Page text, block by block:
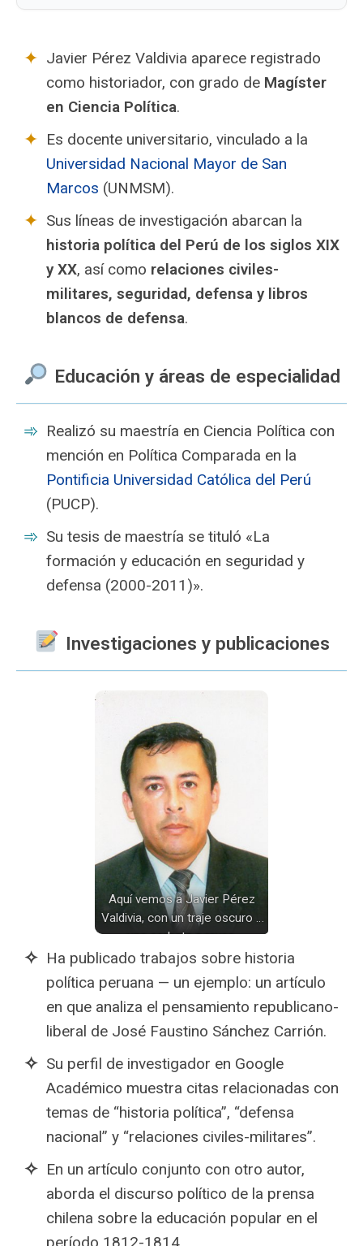
Javier Pérez Valdivia aparece registrado
como historiador, con grado de Magíster
en Ciencia Política.
Es docente universitario, vinculado a la
Universidad Nacional Mayor de San
Marcos (UNMSM).
Sus líneas de investigación abarcan la
historia política del Perú de los siglos XIX
y XX, así como relaciones civiles-
militares, seguridad, defensa y libros
blancos de defensa.
Educación y áreas de especialidad
Realizó su maestría en Ciencia Política con
mención en Política Comparada en la
Pontificia Universidad Católica del Perú
(PUCP).
Su tesis de maestría se tituló «La
formación y educación en seguridad y
defensa (2000-2011)».
Investigaciones y publicaciones
Aquí vemos a Javier Pérez
Valdivia, con un traje oscuro y
una corbata a rayas,
mostrando una imagen
profesional y seria en la
fotografía.
Ha publicado trabajos sobre historia
política peruana — un ejemplo: un artículo
en que analiza el pensamiento republicano-
liberal de José Faustino Sánchez Carrión.
Su perfil de investigador en Google
Académico muestra citas relacionadas con
temas de “historia política”, “defensa
nacional” y “relaciones civiles-militares”.
En un artículo conjunto con otro autor,
aborda el discurso político de la prensa
chilena sobre la educación popular en el
período 1812-1814.